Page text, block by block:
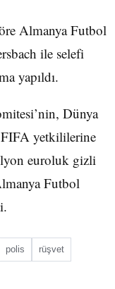
Almanya Futbol
ile selefi
yapıldı.
Dünya
FIFA yetkililerine
euroluk gizli
Futbol
polis rüşvet